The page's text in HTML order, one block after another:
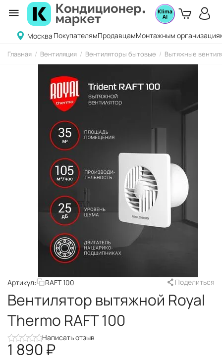
Москва ПокупателямПродавцамМонтажным
Главная / Вентиляция / Вентиляторы бытовые / Вытяжные
Артикул: RAFT 100 Поделиться
Вентилятор вытяжной Royal
Thermo RAFT 100
Написать отзыв
1 890₽